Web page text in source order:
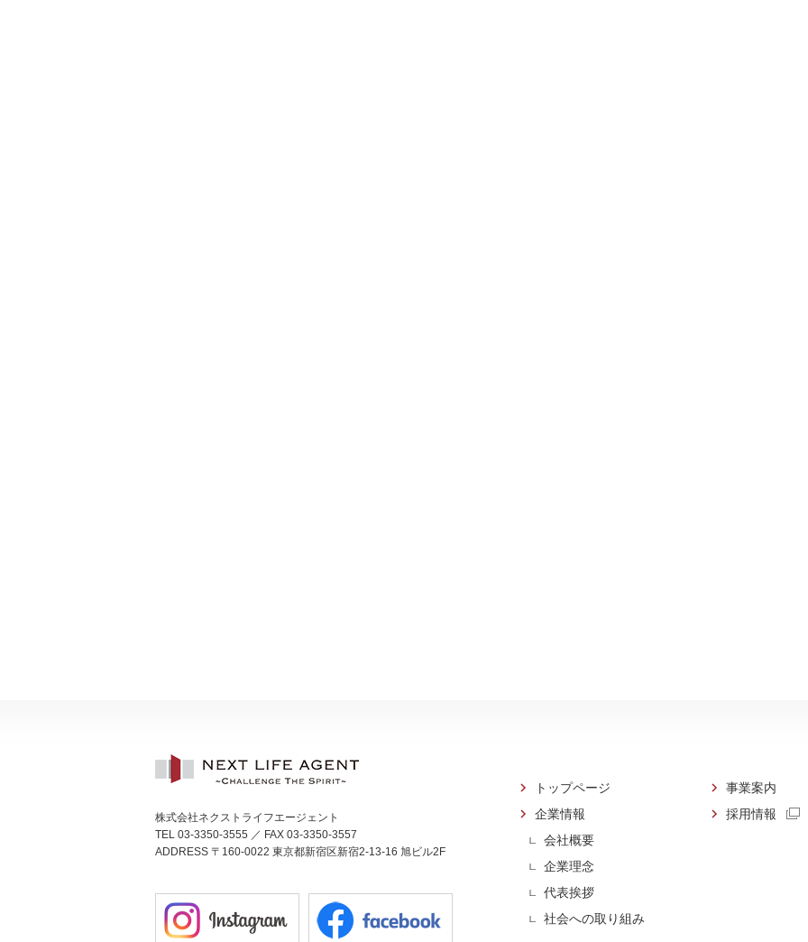
株式会社ネクストライフエージェント
TEL 03-3350-3555 ／ FAX 03-3350-3557
ADDRESS 〒160-0022 東京都新宿区新宿2-13-16 旭ビル2F
トップページ
企業情報
会社概要
企業理念
代表挨拶
社会への取り組み
事業案内
採用情報